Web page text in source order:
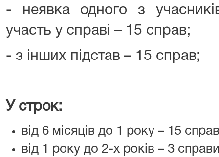
- неявка одного з
участь у справі – 15 справ;
- з інших підстав – 15 справ;
У строк:
від 6 місяців до 1 року – 15
від 1 року до 2-х років – 3